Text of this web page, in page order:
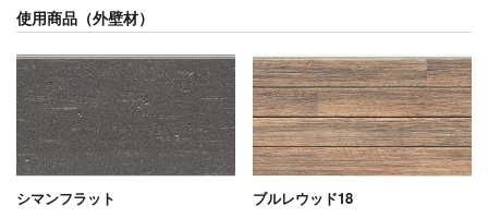
使用商品（外壁材）
シマンフラット
ブルレウッド18